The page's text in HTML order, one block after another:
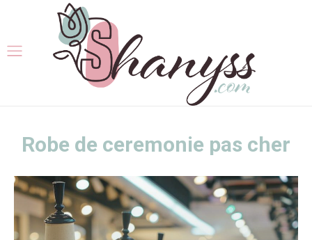
Robe de ceremonie pas cher